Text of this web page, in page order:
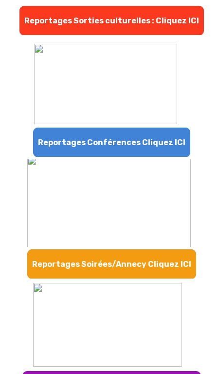
Reportages Sorties culturelles : Cliquez ICI
Reportages Conférences Cliquez ICI
Reportages Soirées/Annecy Cliquez ICI